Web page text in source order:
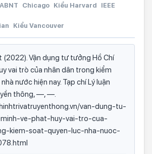
ABNT Chicago Kiểu Harvard IEEE
Kiểu Vancouver
(2022). Vận dụng tư tưởng Hồ Chí
vai trò của nhân dân trong kiểm
nước hiện nay. Tạp chí Lý luận
thông, —, —.
van-dung-tu-
ve-phat-huy-vai-tro-cua-
kiem-soat-quyen-luc-nha-nuoc-